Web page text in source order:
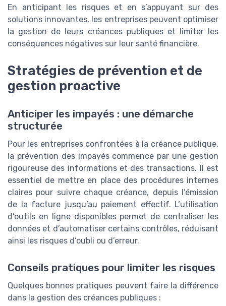
En anticipant les risques et en s’appuyant sur des
solutions innovantes, les entreprises peuvent optimiser
la gestion de leurs créances publiques et limiter les
conséquences négatives sur leur santé financière.
Stratégies de prévention et de
gestion proactive
Anticiper les impayés : une démarche
structurée
Pour les entreprises confrontées à la créance publique,
la prévention des impayés commence par une gestion
rigoureuse des informations et des transactions. Il est
essentiel de mettre en place des procédures internes
claires pour suivre chaque créance, depuis l’émission
de la facture jusqu’au paiement effectif. L’utilisation
d’outils en ligne disponibles permet de centraliser les
données et d’automatiser certains contrôles, réduisant
ainsi les risques d’oubli ou d’erreur.
Conseils pratiques pour limiter les risques
Quelques bonnes pratiques peuvent faire la différence
dans la gestion des créances publiques :